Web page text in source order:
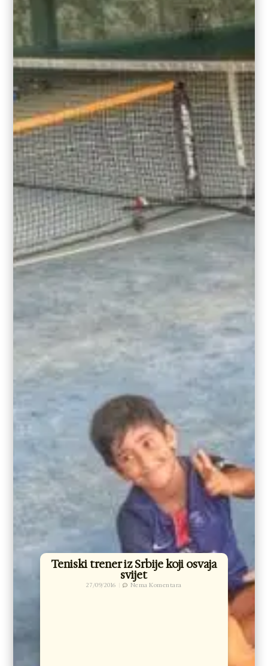
Teniski trener iz Srbije koji osvaja
svijet
27/09/2016 Nema Komentara